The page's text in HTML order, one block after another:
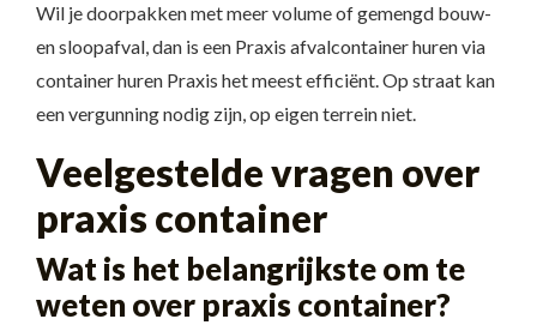
Wil je doorpakken met meer volume of gemengd bouw-
en sloopafval, dan is een Praxis afvalcontainer huren via
container huren Praxis het meest efficiënt. Op straat kan
een vergunning nodig zijn, op eigen terrein niet.
Veelgestelde vragen over
praxis container
Wat is het belangrijkste om te
weten over praxis container?